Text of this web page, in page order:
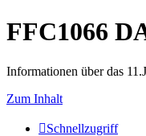
FFC1066
Informationen über das
Zum Inhalt
Schnellzugriff